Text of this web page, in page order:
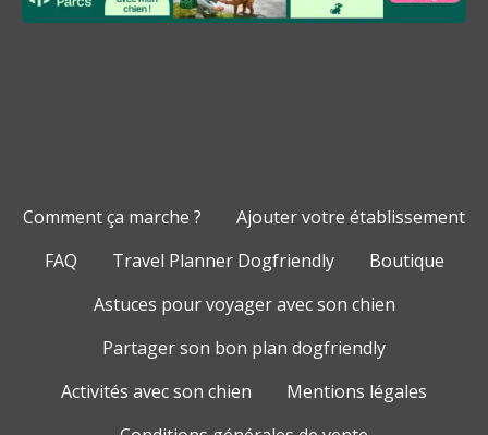
Comment ça marche ?
Ajouter votre établissement
FAQ
Travel Planner Dogfriendly
Boutique
Astuces pour voyager avec son chien
Partager son bon plan dogfriendly
Activités avec son chien
Mentions légales